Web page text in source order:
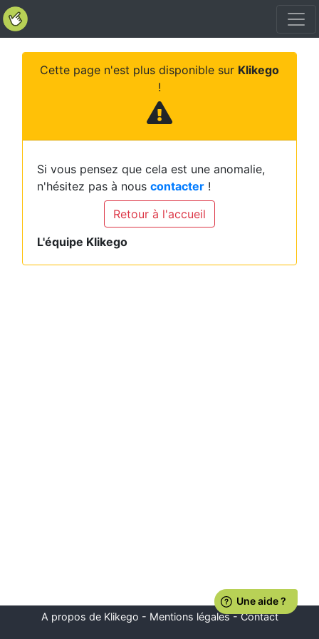
Cette page n'est plus disponible sur Klikego
!
Si vous pensez que cela est une anomalie,
n'hésitez pas à nous contacter !
Retour à l'accueil
L'équipe Klikego
A propos de Klikego - Mentions légales-Contact